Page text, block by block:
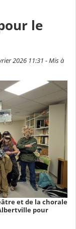
le
2026 11:31 - Mis à
et de la chorale
pour